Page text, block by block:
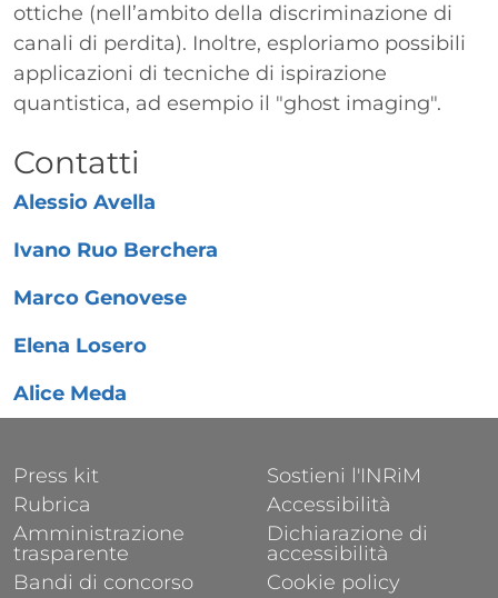
ottiche (nell’ambito della discriminazione di
canali di perdita). Inoltre, esploriamo possibili
applicazioni di tecniche di ispirazione
quantistica, ad esempio il "ghost imaging".
Titolo
Contatti
Alessio Avella
Ivano Ruo Berchera
Marco Genovese
Elena Losero
Alice Meda
FOOTER 1
Press kit
Rubrica
Amministrazione
trasparente
Bandi di concorso
FOOTER 2
Sostieni l'INRiM
Accessibilità
Dichiarazione di
accessibilità
Cookie policy